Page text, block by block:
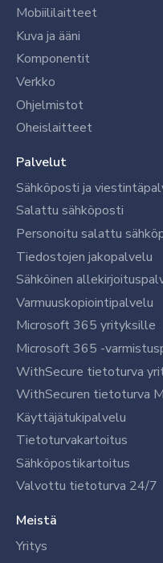
Mobiililaitteet
Kuva ja ääni
Komponentit
Verkko
Ohjelmistot
Oheislaitteet
Palvelut
Sähköposti ja
Salattu sähköposti
Personoitu salattu
Tiedostojen jakopalvelu
Sähköinen
Varmuuskopiointipalvelu
Microsoft 365 yrityksille
Microsoft 365 -
WithSecure tietoturva
WithSecuren tietoturva
Käyttäjätukipalvelu
Tietoturvakartoitus
Sähköpostikartoitus
Valvottu tietoturva 24/7
Meistä
Yritys